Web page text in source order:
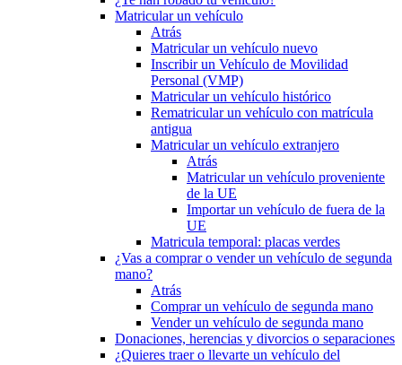
Matricular un vehículo
Atrás
Matricular un vehículo nuevo
Inscribir un Vehículo de Movilidad
Personal (VMP)
Matricular un vehículo histórico
Rematricular un vehículo con matrícula
antigua
Matricular un vehículo extranjero
Atrás
Matricular un vehículo proveniente
de la UE
Importar un vehículo de fuera de la
UE
Matricula temporal: placas verdes
¿Vas a comprar o vender un vehículo de segunda
mano?
Atrás
Comprar un vehículo de segunda mano
Vender un vehículo de segunda mano
Donaciones, herencias y divorcios o separaciones
¿Quieres traer o llevarte un vehículo del